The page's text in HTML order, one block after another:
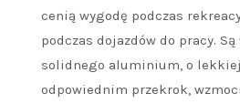
cenią wygodę podczas
podczas dojazdów do pracy.
solidnego aluminium, o
odpowiednim przekrok,